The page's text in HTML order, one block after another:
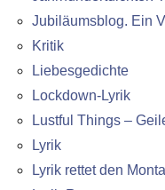
Jubiläumsblog. Ein
Kritik
Liebesgedichte
Lockdown-Lyrik
Lustful Things –
Lyrik
Lyrik rettet den